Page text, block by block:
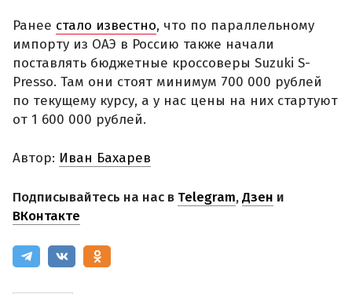
Ранее стало известно, что по параллельному
импорту из ОАЭ в Россию также начали
поставлять бюджетные кроссоверы Suzuki S-
Presso. Там они стоят минимум 700 000 рублей
по текущему курсу, а у нас цены на них стартуют
от 1 600 000 рублей.
Автор: Иван Бахарев
Подписывайтесь на нас в Telegram,Дзен и
ВКонтакте